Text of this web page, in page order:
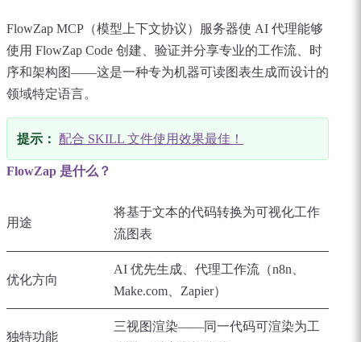
FlowZap MCP（模型上下文协议）服务器使 AI 代理能够
使用 FlowZap Code 创建、验证并分享专业的工作流、时
序和架构图——这是一种专为机器可读图表生成而设计的
领域特定语言。
提示： 配合 SKILL 文件使用效果最佳！
FlowZap 是什么？
用途
将基于文本的代码转换为可视化工作
流图表
优化方向
AI 优先生成、代理工作流（n8n、
Make.com、Zapier）
独特功能
三视图渲染——同一代码可渲染为工